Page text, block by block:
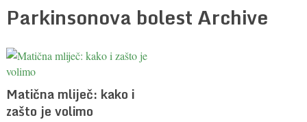
Parkinsonova bolest Archive
Matična mliječ: kako i
zašto je volimo